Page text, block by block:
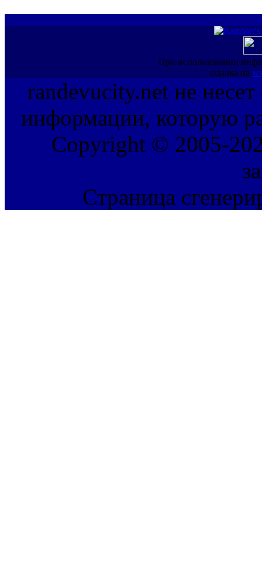
При использовании
ссылка на
randevucity.net не несет
информации, которую
Copyright © 2005-
Страница